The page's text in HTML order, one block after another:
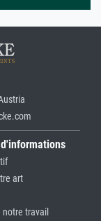
art
notre travail